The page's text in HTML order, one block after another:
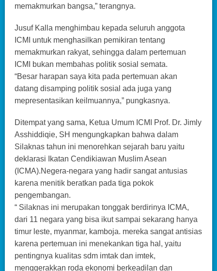
memakmurkan bangsa,” terangnya.
Jusuf Kalla menghimbau kepada seluruh anggota
ICMI untuk menghasilkan pemikiran tentang
memakmurkan rakyat, sehingga dalam pertemuan
ICMI bukan membahas politik sosial semata.
“Besar harapan saya kita pada pertemuan akan
datang disamping politik sosial ada juga yang
mepresentasikan keilmuannya,” pungkasnya.
Ditempat yang sama, Ketua Umum ICMI Prof. Dr. Jimly
Asshiddiqie, SH mengungkapkan bahwa dalam
Silaknas tahun ini menorehkan sejarah baru yaitu
deklarasi Ikatan Cendikiawan Muslim Asean
(ICMA).Negera-negara yang hadir sangat antusias
karena menitik beratkan pada tiga pokok
pengembangan.
“ Silaknas ini merupakan tonggak berdirinya ICMA,
dari 11 negara yang bisa ikut sampai sekarang hanya
timur leste, myanmar, kamboja. mereka sangat antisias
karena pertemuan ini menekankan tiga hal, yaitu
pentingnya kualitas sdm imtak dan imtek,
menggerakkan roda ekonomi berkeadilan dan